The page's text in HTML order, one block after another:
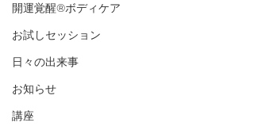
開運覚醒®ボディケア
お試しセッション
日々の出来事
お知らせ
講座